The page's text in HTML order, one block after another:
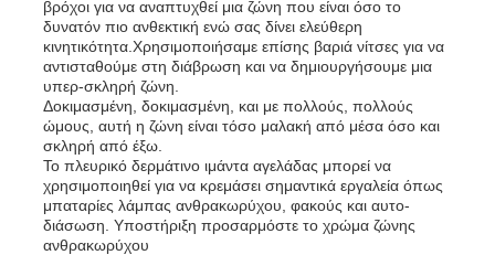
βρόχοι για να αναπτυχθεί μια ζώνη που είναι όσο το
δυνατόν πιο ανθεκτική ενώ σας δίνει ελεύθερη
κινητικότητα.Χρησιμοποιήσαμε επίσης βαριά νίτσες για να
αντισταθούμε στη διάβρωση και να δημιουργήσουμε μια
υπερ-σκληρή ζώνη.
Δοκιμασμένη, δοκιμασμένη, και με πολλούς, πολλούς
ώμους, αυτή η ζώνη είναι τόσο μαλακή από μέσα όσο και
σκληρή από έξω.
Το πλευρικό δερμάτινο ιμάντα αγελάδας μπορεί να
χρησιμοποιηθεί για να κρεμάσει σημαντικά εργαλεία όπως
μπαταρίες λάμπας ανθρακωρύχου, φακούς και αυτο-
διάσωση. Υποστήριξη προσαρμόστε το χρώμα ζώνης
ανθρακωρύχου